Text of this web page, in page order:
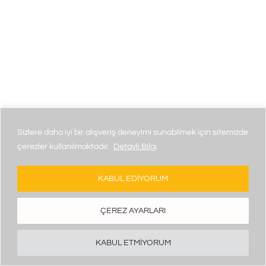
Sizlere daha iyi bir alışveriş deneyimi sunabilmek için sitemizde
çerezler kullanılmaktadır.
Detaylı Bilgi
ÇEREZ AYARLARI
KABUL ETMIYORUM
KABUL EDIYORUM